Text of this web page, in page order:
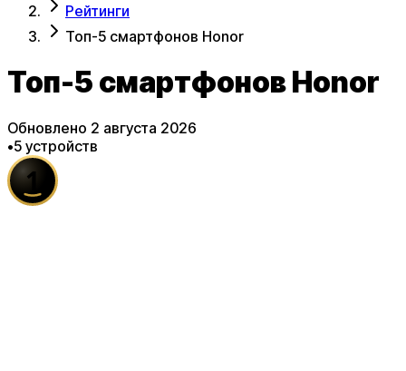
Рейтинги
Топ-5 смартфонов Honor
Топ-5 смартфонов Honor
Обновлено 2 августа 2026
•5 устройств
1